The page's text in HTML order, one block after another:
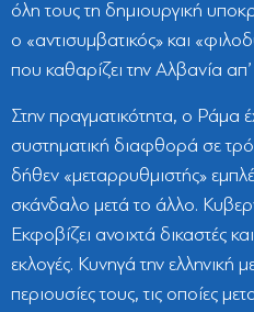
όλη τους τη δημιουργική
ο «αντισυμβατικός» και
που καθαρίζει την Αλβανία
Στην πραγματικότητα, ο Ράμα
συστηματική διαφθορά σε
δήθεν «μεταρρυθμιστής»
σκάνδαλο μετά το άλλο.
Εκφοβίζει ανοιχτά δικαστές
εκλογές. Κυνηγά την ελληνική
περιουσίες τους, τις οποίες